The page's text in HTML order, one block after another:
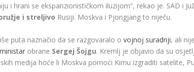
i hrani se ekspanzionističkom iluzijom”, rekao je. SAD i
i streljivo Rusiji. Moskva i Pjongjang to niječu.
puta naznačio da se razgovaralo ovojnoj suradnji, ali
obrane Sergej Šojgu. Kremlj je objavio da su
medija hoće li Moskva pomoći Kimu izgraditi satelite,